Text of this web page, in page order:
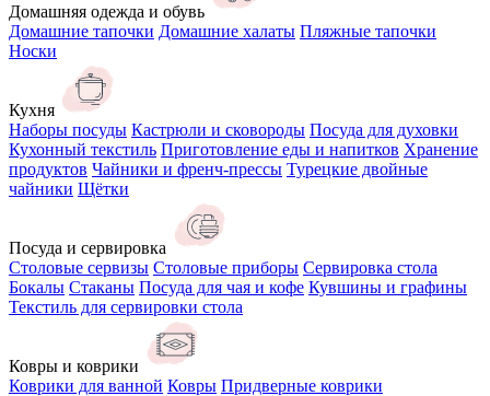
Домашняя одежда и обувь
Домашние тапочки Домашние халаты Пляжные тапочки
Носки
Кухня
Наборы посуды Кастрюли и сковороды Посуда для духовки
Кухонный текстиль Приготовление еды и напитков Хранение
продуктов Чайники и френч-прессы Турецкие двойные
чайники Щётки
Посуда и сервировка
Столовые сервизы Столовые приборы Сервировка стола
Бокалы Стаканы Посуда для чая и кофе Кувшины и графины
Текстиль для сервировки стола
Ковры и коврики
Коврики для ванной Ковры Придверные коврики